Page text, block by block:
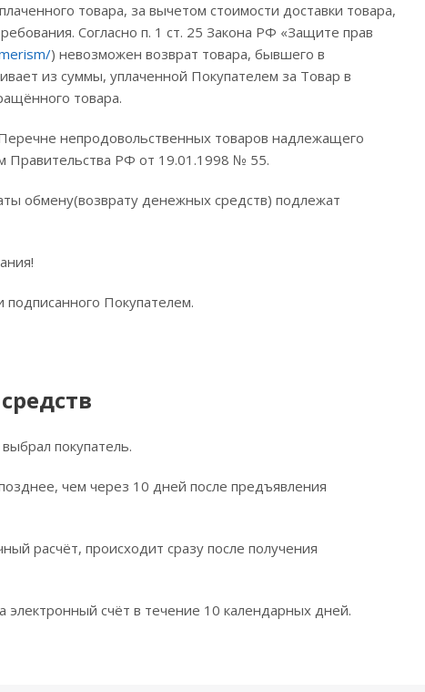
товара, за вычетом стоимости доставки товара,
Согласно п. 1 ст. 25 Закона РФ «Защите прав
) невозможен возврат товара, бывшего в
из суммы, уплаченной Покупателем за Товар в
товара.
непродовольственных товаров надлежащего
Правительства РФ от 19.01.1998 № 55.
обмену(возврату денежных средств) подлежат
Покупателем.
покупатель.
чем через 10 дней после предъявления
расчёт, происходит сразу после получения
электронный счёт в течение 10 календарных дней.